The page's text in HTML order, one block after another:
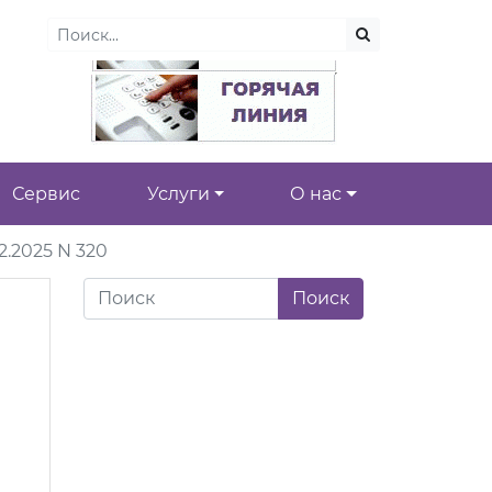
Сервис Услуги О нас
N 320